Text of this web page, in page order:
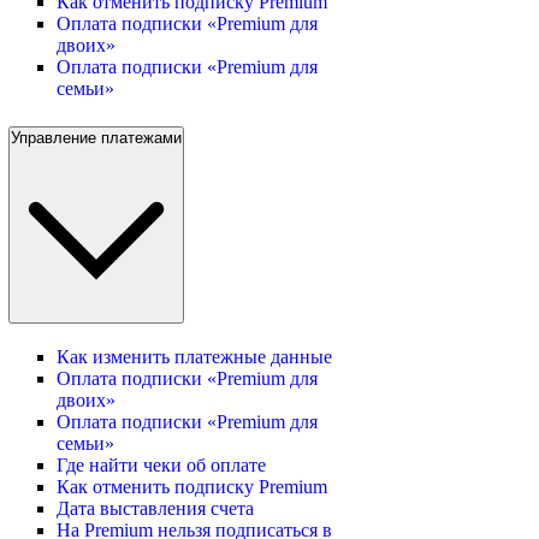
Оплата подписки «Premium для
двоих»
Оплата подписки «Premium для
семьи»
Управление платежами
Как изменить платежные данные
Оплата подписки «Premium для
двоих»
Оплата подписки «Premium для
семьи»
Где найти чеки об оплате
Как отменить подписку Premium
Дата выставления счета
На Premium нельзя подписаться в